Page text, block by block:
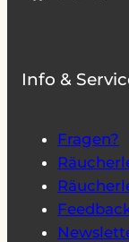
Info &
Fragen?